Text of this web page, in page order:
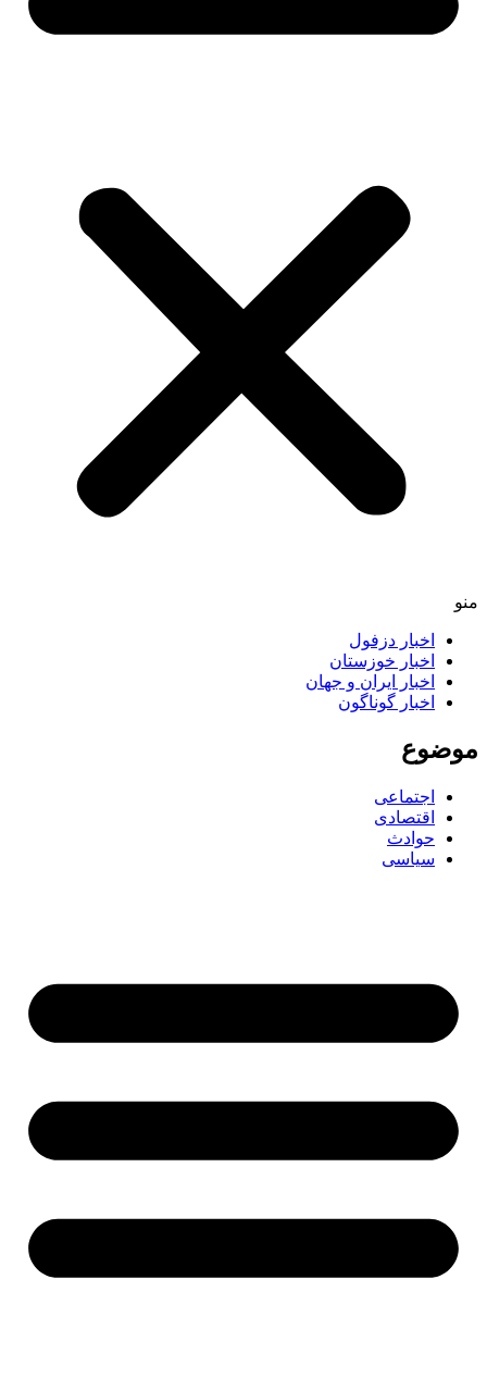
اخبار دزفول
اخبار خوزستان
اخبار ایران و جهان
اخبار گوناگون
اجتماعی
اقتصادی
حوادث
سیاسی